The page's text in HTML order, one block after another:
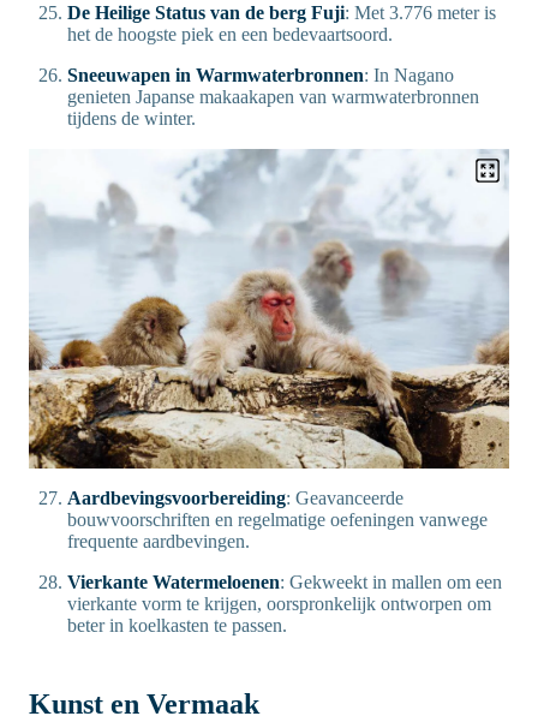
De Heilige Status van de berg Fuji: Met 3.776 meter is
het de hoogste piek en een bedevaartsoord.
Sneeuwapen in Warmwaterbronnen: In Nagano
genieten Japanse makaakapen van warmwaterbronnen
tijdens de winter.
Aardbevingsvoorbereiding: Geavanceerde
bouwvoorschriften en regelmatige oefeningen vanwege
frequente aardbevingen.
Vierkante Watermeloenen: Gekweekt in mallen om een
vierkante vorm te krijgen, oorspronkelijk ontworpen om
beter in koelkasten te passen.
Kunst en Vermaak